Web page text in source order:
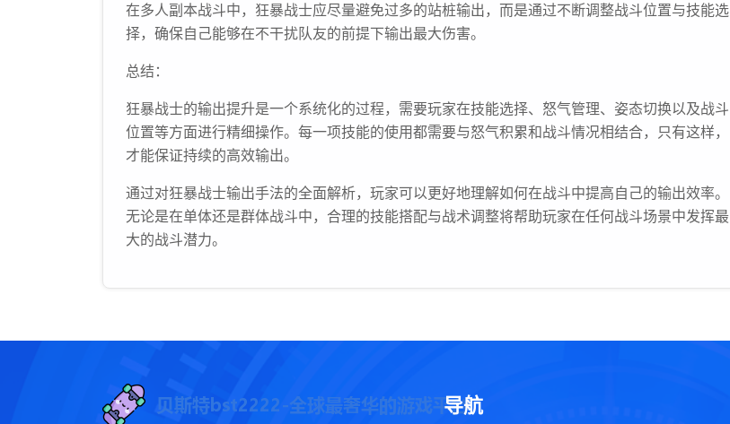
在多人副本战斗中，狂暴战士应尽量避免过多的站桩输出，而是通过不断调整战斗位置与技能选
择，确保自己能够在不干扰队友的前提下输出最大伤害。
总结：
狂暴战士的输出提升是一个系统化的过程，需要玩家在技能选择、怒气管理、姿态切换以及战斗
位置等方面进行精细操作。每一项技能的使用都需要与怒气积累和战斗情况相结合，只有这样，
才能保证持续的高效输出。
通过对狂暴战士输出手法的全面解析，玩家可以更好地理解如何在战斗中提高自己的输出效率。
无论是在单体还是群体战斗中，合理的技能搭配与战术调整将帮助玩家在任何战斗场景中发挥最
大的战斗潜力。
导航